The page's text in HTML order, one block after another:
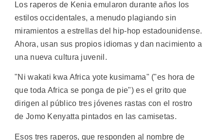
Los raperos de Kenia emularon durante años los
estilos occidentales, a menudo plagiando sin
miramientos a estrellas del hip-hop estadounidense.
Ahora, usan sus propios idiomas y dan nacimiento a
una nueva cultura juvenil.
"Ni wakati kwa Africa yote kusimama" ("es hora de
que toda Africa se ponga de pie") es el grito que
dirigen al público tres jóvenes rastas con el rostro
de Jomo Kenyatta pintados en las camisetas.
Esos tres raperos, que responden al nombre de